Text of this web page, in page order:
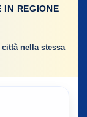
IN REGIONE
nella stessa